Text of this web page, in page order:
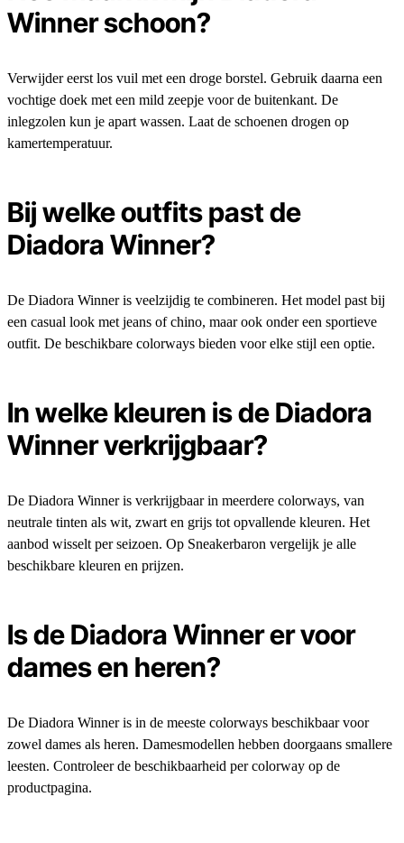
Winner schoon?
Verwijder eerst los vuil met een droge borstel. Gebruik daarna een
vochtige doek met een mild zeepje voor de buitenkant. De
inlegzolen kun je apart wassen. Laat de schoenen drogen op
kamertemperatuur.
Bij welke outfits past de
Diadora Winner?
De Diadora Winner is veelzijdig te combineren. Het model past bij
een casual look met jeans of chino, maar ook onder een sportieve
outfit. De beschikbare colorways bieden voor elke stijl een optie.
In welke kleuren is de Diadora
Winner verkrijgbaar?
De Diadora Winner is verkrijgbaar in meerdere colorways, van
neutrale tinten als wit, zwart en grijs tot opvallende kleuren. Het
aanbod wisselt per seizoen. Op Sneakerbaron vergelijk je alle
beschikbare kleuren en prijzen.
Is de Diadora Winner er voor
dames en heren?
De Diadora Winner is in de meeste colorways beschikbaar voor
zowel dames als heren. Damesmodellen hebben doorgaans smallere
leesten. Controleer de beschikbaarheid per colorway op de
productpagina.